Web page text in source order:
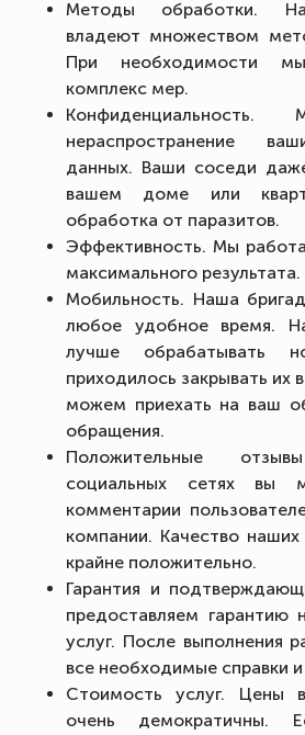
Методы обработки.
владеют множеством
При необходимости
комплекс мер.
Конфиденциальность.
нераспространение
данных. Ваши соседи
вашем доме или
обработка от паразитов.
Эффективность. Мы
максимального результата.
Мобильность. Наша
любое удобное время.
лучше обрабатывать
приходилось закрывать их
можем приехать на ваш
обращения.
Положительные
социальных сетях вы
комментарии
компании. Качество наших
крайне положительно.
Гарантия и
предоставляем
услуг. После выполнения
все необходимые справки
Стоимость услуг. Цены
очень демократичны.